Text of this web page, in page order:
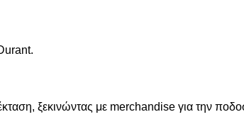
ξεκινώντας με merchandise για την